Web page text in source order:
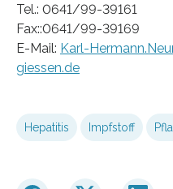
Tel.: 0641/99-39161
Fax::0641/99-39169
E-Mail: Karl-
giessen.de
Hepatitis Impfstoff